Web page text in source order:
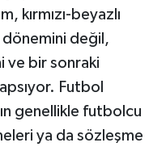
kırmızı-beyazlı
dönemini değil,
ve bir sonraki
Futbol
genellikle futbolcu
ya da sözleşme